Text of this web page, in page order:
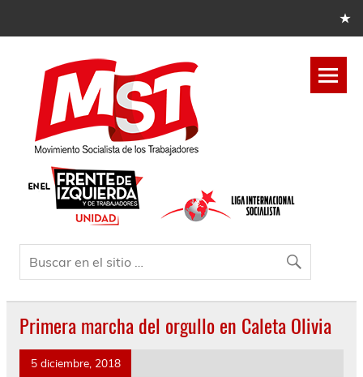
Primera marcha del orgullo en Caleta Olivia
5 diciembre, 2018